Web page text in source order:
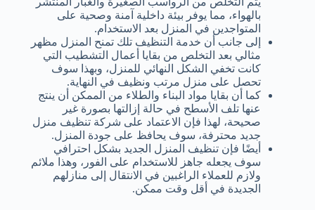
بالهواء، مما يوفر بيئة داخلية آمنة وصحية على
المتواجدين في المنزل بعد الاستخدام.
إلى جانب أن خدمة التنظيف تلك تمنح المنزل مظهر
مثالي بعد التخلص من بقايا أعمال التشطيب التي
كانت تخفي الشكل النهائي للمنزل، وبهذا سوف
تحصل على منزل مرتب ونظيف في النهاية.
كما أن بقايا مواد البناء والطلاء من الممكن أن ينتج
عنها تلف الأسطح في حالة إزالتها بصورة غير
صحيحة، لهذا فإن الاعتماد على شركة تنظيف منزل
جديد محترفة، سوف يحافظ على جودة المنزل.
أيضًا فإن تنظيف المنزل الجديد بشكل احترافي
سوف يجعله جاهز للاستخدام على الفور، وهذا ملائم
ولازم للعملاء الراغبين في الانتقال إلى منازلهم
الجديدة في أقل وقت ممكن.